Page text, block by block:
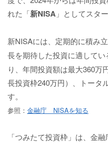
れた「新NISA 」としてスタ
新NISAには、定期的に積み
長を期待した投資に適してい
り、年間投資額は最大360万
長投資枠240万円）、トータ
す。
参照： 金融庁 NISAを知る
「つみたて投資枠」は、金